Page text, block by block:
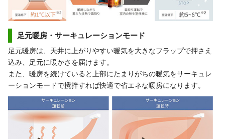
足元暖房・サーキュレーションモード
足元暖房は、天井に上がりやすい暖気を大きなフラップで押さえ
込み、足元に暖かさを届けます。
また、暖房を続けていると上部にたまりがちの暖気をサーキュレ
ーションモードで攪拌すれば快適で省エネな暖房になります。